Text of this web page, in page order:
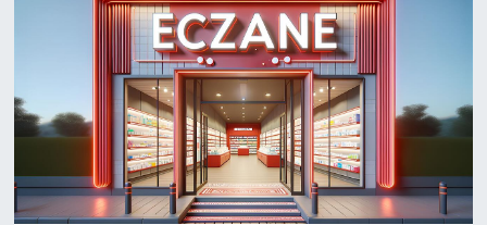
Haber Arşivi